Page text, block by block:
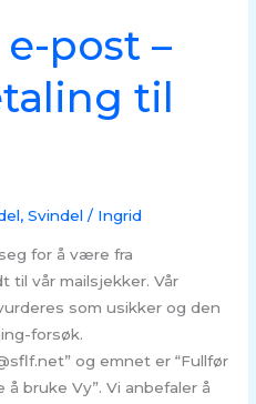
post –
til
,Svindel / Ingrid
for å være fra
til vår mailsjekker. Vår
som usikker og den
forsøk.
og emnet er “Fullfør
bruke Vy”. Vi anbefaler å